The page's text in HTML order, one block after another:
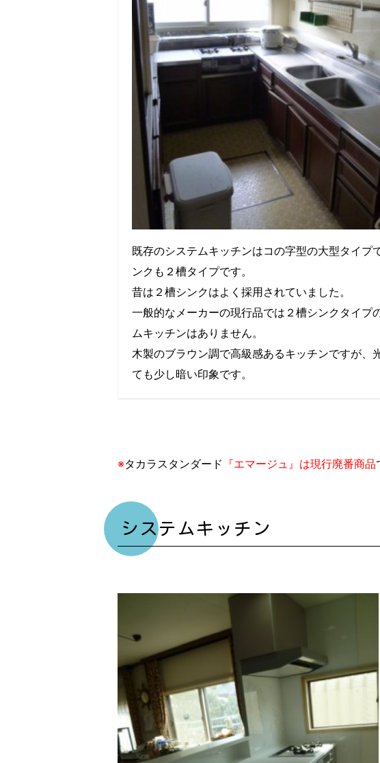
既存のシステムキッチンはコの字型の大型タイプ
ンクも２槽タイプです。
昔は２槽シンクはよく採用されていました。
一般的なメーカーの現行品では２槽シンクタイプ
ムキッチンはありません。
木製のブラウン調で高級感あるキッチンですが、
ても少し暗い印象です。
※タカラスタンダード 『エマージュ』は現行廃番商品
システムキッチン